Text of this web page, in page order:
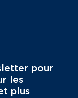
pour
les
plus